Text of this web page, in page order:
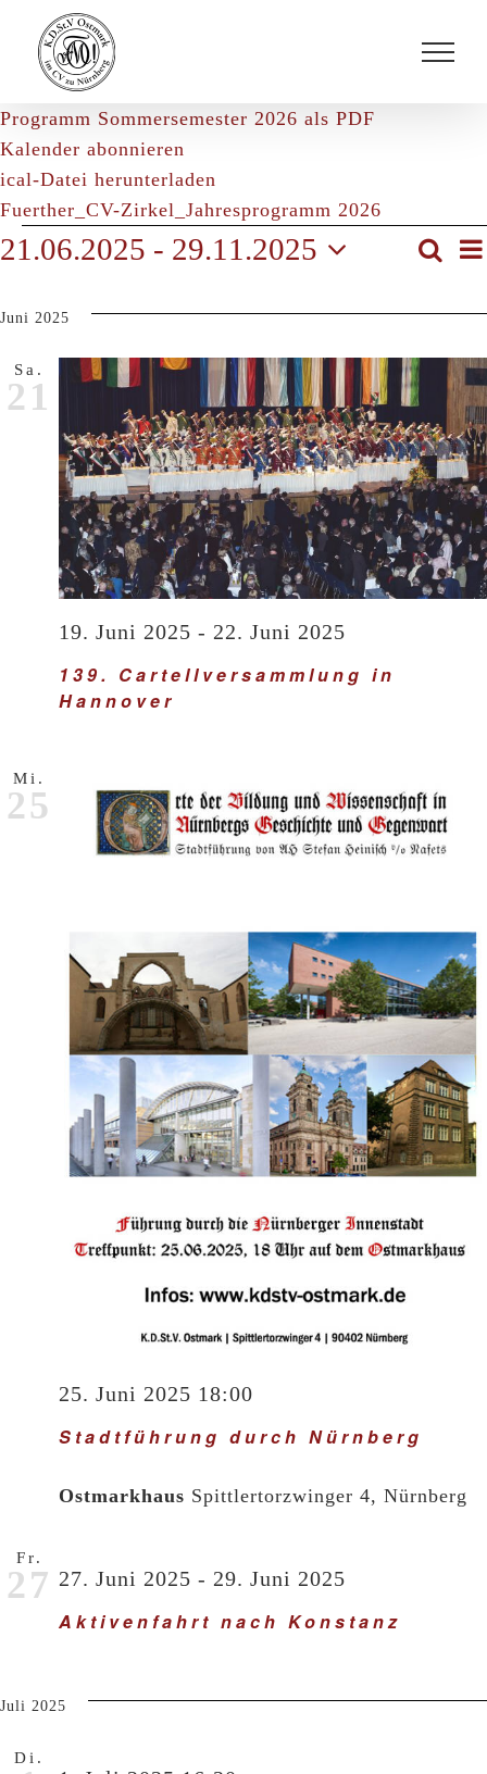
Inhalt
springen
Programm Sommersemester 2026 als PDF
Kalender abonnieren
ical-Datei herunterladen
Fuerther_CV-Zirkel_Jahresprogramm 2026
Veranstaltungen Suche
21.06.2025 - 29.11.2025
wählen.
Juni 2025
Sa.
21
139. Cartellversammlung in
Hannover
19. Juni 2025 - 22. Juni 2025
Mi.
25
Stadtführung durch Nürnberg
25. Juni 2025 18:00
Ostmarkhaus Spittlertorzwinger 4, Nürnberg
Fr.
27
Aktivenfahrt nach Konstanz
27. Juni 2025 - 29. Juni 2025
Juli 2025
Di.